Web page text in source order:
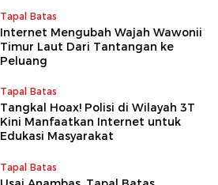
Tapal Batas
Internet Mengubah Wajah Wawonii
Timur Laut Dari Tantangan ke
Peluang
Tapal Batas
Tangkal Hoax! Polisi di Wilayah 3T
Kini Manfaatkan Internet untuk
Edukasi Masyarakat
Tapal Batas